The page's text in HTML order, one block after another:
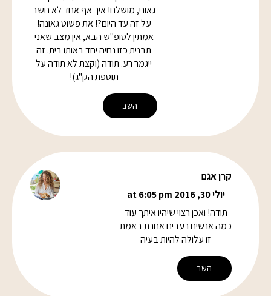
גאוני, מושלם! איך אף אחד לא חשב
על זה עד היום?! את פשוט גאונה!
אמתין לסופ"ש הבא, אין מצב שאני
תבנית כזו נחיה יחד באותו בית. זה
ייגמר רע. תודה (וקצת לא תודה על
תוספת הק"ג)!
השב
קרן אגם
יולי 30, 2016 at 6:05 pm
תודה! ואכן רצוי שיהיו איתך עוד
כמה אנשים רעבים אחרת באמת
זו עלולה להיות בעיה
השב